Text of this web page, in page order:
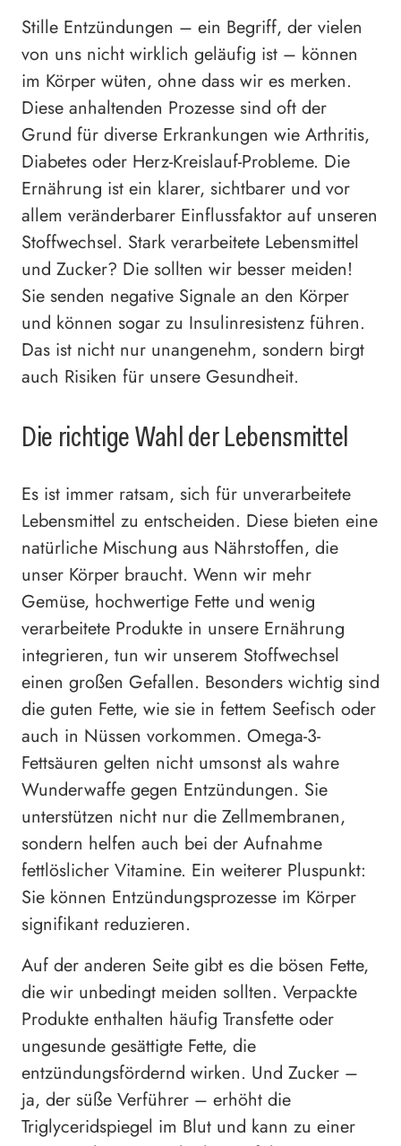
Stille Entzündungen – ein Begriff, der vielen
von uns nicht wirklich geläufig ist – können
im Körper wüten, ohne dass wir es merken.
Diese anhaltenden Prozesse sind oft der
Grund für diverse Erkrankungen wie Arthritis,
Diabetes oder Herz-Kreislauf-Probleme. Die
Ernährung ist ein klarer, sichtbarer und vor
allem veränderbarer Einflussfaktor auf unseren
Stoffwechsel. Stark verarbeitete Lebensmittel
und Zucker? Die sollten wir besser meiden!
Sie senden negative Signale an den Körper
und können sogar zu Insulinresistenz führen.
Das ist nicht nur unangenehm, sondern birgt
auch Risiken für unsere Gesundheit.
Die richtige Wahl der Lebensmittel
Es ist immer ratsam, sich für unverarbeitete
Lebensmittel zu entscheiden. Diese bieten eine
natürliche Mischung aus Nährstoffen, die
unser Körper braucht. Wenn wir mehr
Gemüse, hochwertige Fette und wenig
verarbeitete Produkte in unsere Ernährung
integrieren, tun wir unserem Stoffwechsel
einen großen Gefallen. Besonders wichtig sind
die guten Fette, wie sie in fettem Seefisch oder
auch in Nüssen vorkommen. Omega-3-
Fettsäuren gelten nicht umsonst als wahre
Wunderwaffe gegen Entzündungen. Sie
unterstützen nicht nur die Zellmembranen,
sondern helfen auch bei der Aufnahme
fettlöslicher Vitamine. Ein weiterer Pluspunkt:
Sie können Entzündungsprozesse im Körper
signifikant reduzieren.
Auf der anderen Seite gibt es die bösen Fette,
die wir unbedingt meiden sollten. Verpackte
Produkte enthalten häufig Transfette oder
ungesunde gesättigte Fette, die
entzündungsfördernd wirken. Und Zucker –
ja, der süße Verführer – erhöht die
Triglyceridspiegel im Blut und kann zu einer